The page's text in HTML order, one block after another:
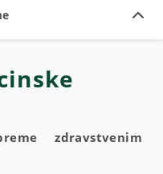
zdravstvenim